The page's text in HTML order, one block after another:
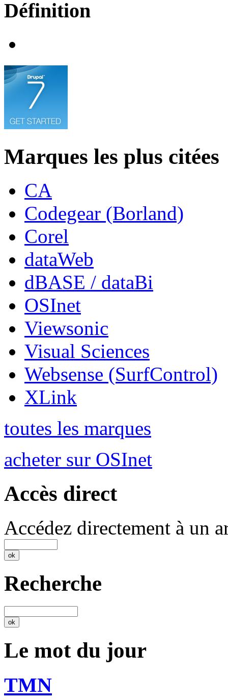
Définition
Marques les plus citées
CA
Codegear (Borland)
Corel
dataWeb
dBASE / dataBi
OSInet
Viewsonic
Visual Sciences
Websense (SurfControl)
XLink
toutes les marques
acheter sur OSInet
Accès direct
Accédez directement à un
Recherche
Le mot du jour
TMN